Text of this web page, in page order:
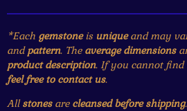
*Each gemstoneis uniqueand may
andpattern. The average dimensions
product description. If you cannot find
feel free to contact us.
Allstonesare cleansed before shipping